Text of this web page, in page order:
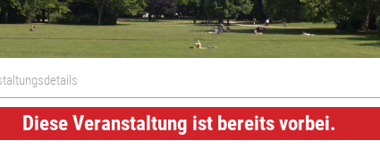
Diese Veranstaltung ist bereits vorbei.